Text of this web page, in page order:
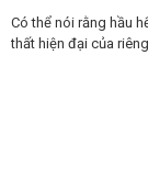
Có thể nói rằng hầu
thất hiện đại của